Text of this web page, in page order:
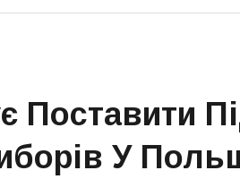
Поставити
У